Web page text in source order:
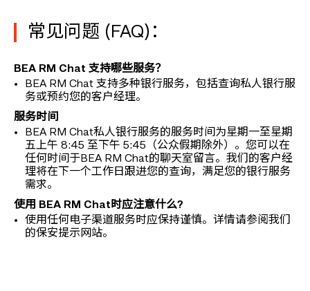
常见问题 (FAQ)：
BEA RM Chat 支持哪些服务？
BEA RM Chat 支持多种银行服务，包括查询私人银行服
务或预约您的客户经理。
服务时间
BEA RM Chat私人银行服务的服务时间为星期一至星期
五上午 8:45 至下午 5:45（公众假期除外）。您可以在
任何时间于BEA RM Chat的聊天室留言。我们的客户经
理将在下一个工作日跟进您的查询，满足您的银行服务
需求。
使用 BEA RM Chat时应注意什么?
使用任何电子渠道服务时应保持谨慎。详情请参阅我们
的保安提示网站。